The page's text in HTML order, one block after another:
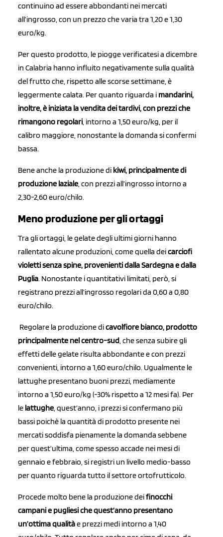
continuino ad essere abbondanti nei mercati
all’ingrosso, con un prezzo che varia tra 1,20 e 1,30
euro/kg.
Per questo prodotto, le piogge verificatesi a dicembre
in Calabria hanno influito negativamente sulla qualità
del frutto che, rispetto alle scorse settimane, è
leggermente calata. Per quanto riguarda i mandarini,
inoltre, è iniziata la vendita dei tardivi, con prezzi che
rimangono regolari , intorno a 1,50 euro/kg, per il
calibro maggiore, nonostante la domanda si confermi
bassa.
Bene anche la produzione di kiwi, principalmente di
produzione laziale , con prezzi all’ingrosso intorno a
2,30-2,60 euro/chilo.
Meno produzione per gli ortaggi
Tra gli ortaggi, le gelate degli ultimi giorni hanno
rallentato alcune produzioni, come quella deicarciofi
violetti senza spine, provenienti dalla Sardegna e dalla
Puglia. Nonostante i quantitativi limitati, però, si
registrano prezzi all’ingrosso regolari da 0,60 a 0,80
euro/chilo.
Regolare la produzione dicavolfiore bianco, prodotto
principalmente nel centro-sud, che senza subire gli
effetti delle gelate risulta abbondante e con prezzi
convenienti, intorno a 1,60 euro/chilo. Ugualmente le
lattughe presentano buoni prezzi, mediamente
intorno a 1,50 euro/kg (-30% rispetto a 12 mesi fa). Per
le lattughe, quest’anno, i prezzi si confermano più
bassi poichè la quantità di prodotto presente nei
mercati soddisfa pienamente la domanda sebbene
per quest’ultima, come spesso accade nei mesi di
gennaio e febbraio, si registri un livello medio-basso
per quanto riguarda tutto il settore ortofrutticolo.
Procede molto bene la produzione deifinocchi
campani e pugliesi che quest’anno presentano
un’ottima qualitàe prezzi medi intorno a 1,40